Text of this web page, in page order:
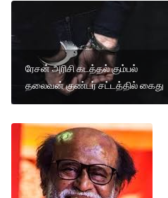
ரேசன் அரிசி கடத்தல் கும்பல்
தலைவன் குண்டர் சட்டத்தில் கைது